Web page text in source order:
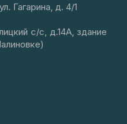
Гагарина, д. 4/1
с/с, д.14А, здание